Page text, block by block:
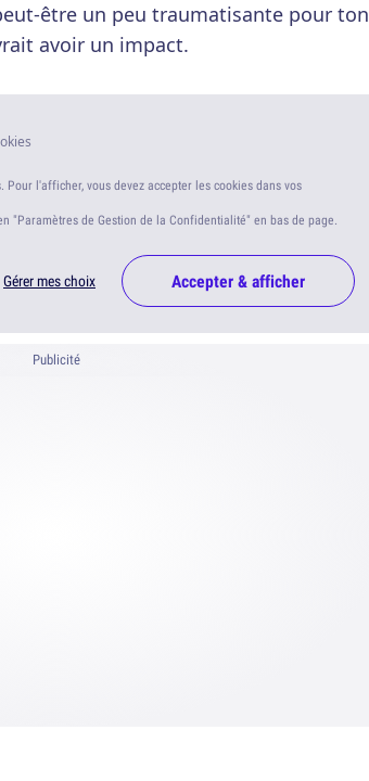
être un peu traumatisante pour ton
avoir un impact.
l'afficher, vous devez accepter les cookies dans vos
"Paramètres de Gestion de la Confidentialité" en bas de page.
Gérer mes choix Accepter & afficher
Publicité